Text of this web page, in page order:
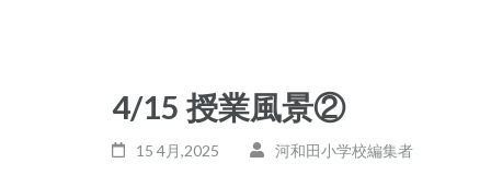
4/15 授業風景②
15 4月,2025 河和田小学校編集者